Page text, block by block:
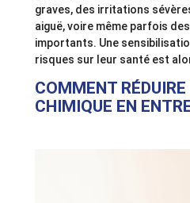
graves, des irritations
aiguë, voire même parfois
importants. Une
risques sur leur santé est
COMMENT RÉDUIRE
CHIMIQUE EN